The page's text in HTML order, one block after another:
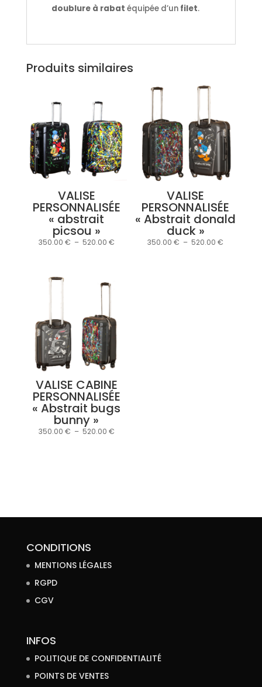
doublure à rabat équipée d’un filet.
Produits similaires
VALISE
PERSONNALISÉE
« abstrait
picsou »
350.00 € – 520.00 €Plage
VALISE
PERSONNALISÉE
« Abstrait donald
duck »
350.00€ – 520.00€
VALISE CABINE
PERSONNALISÉE
« Abstrait bugs
bunny »
350.00 € – 520.00 €Plage
CONDITIONS
MENTIONS LÉGALES
RGPD
CGV
INFOS
POLITIQUE DE CONFIDENTIALITÉ
POINTS DE VENTES